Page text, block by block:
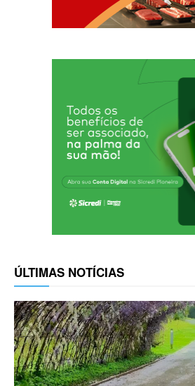
ÚLTIMAS NOTÍCIAS